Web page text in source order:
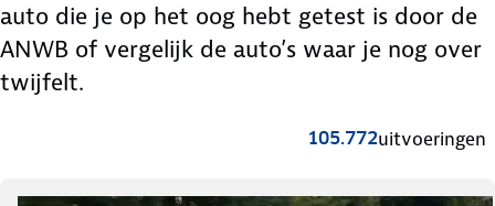
auto die je op het oog hebt getest is door de
ANWB of vergelijk de auto’s waar je nog over
twijfelt.
105.772uitvoeringen